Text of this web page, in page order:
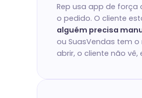
Rep usa app de força
o pedido. O cliente
alguém precisa
ou SuasVendas tem
abrir, o cliente não vê,